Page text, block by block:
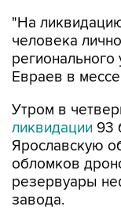
"На
человека
Евраев в
Утром в
ликвидации 93
Ярославскую
обломков
резервуары
завода.